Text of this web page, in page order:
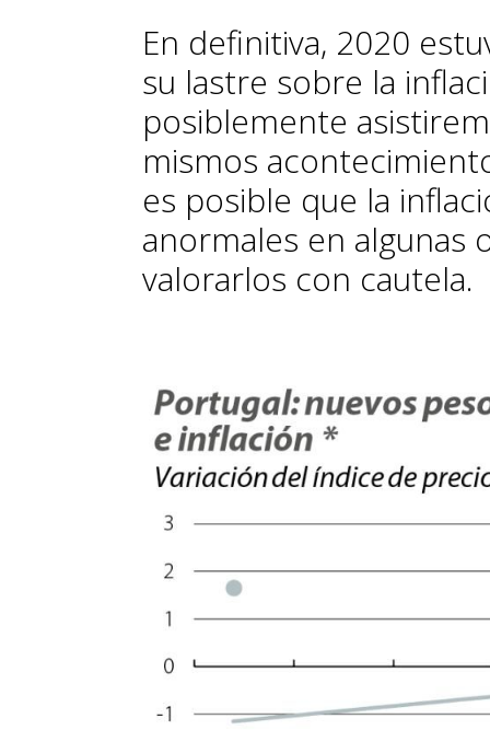
En definitiva, 2020
su lastre sobre la
posiblemente
mismos
es posible que la
anormales en algunas
valorarlos con cautela.